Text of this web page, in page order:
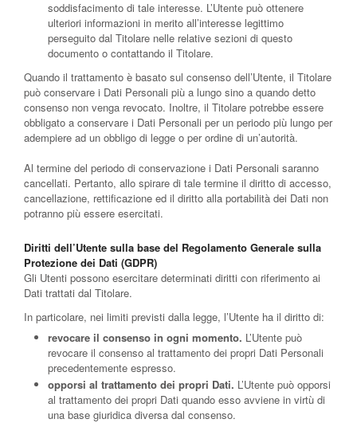
soddisfacimento di tale interesse. L’Utente può ottenere
ulteriori informazioni in merito all’interesse legittimo
perseguito dal Titolare nelle relative sezioni di questo
documento o contattando il Titolare.
Quando il trattamento è basato sul consenso dell’Utente, il Titolare
può conservare i Dati Personali più a lungo sino a quando detto
consenso non venga revocato. Inoltre, il Titolare potrebbe essere
obbligato a conservare i Dati Personali per un periodo più lungo per
adempiere ad un obbligo di legge o per ordine di un’autorità.
Al termine del periodo di conservazione i Dati Personali saranno
cancellati. Pertanto, allo spirare di tale termine il diritto di accesso,
cancellazione, rettificazione ed il diritto alla portabilità dei Dati non
potranno più essere esercitati.
Diritti dell’Utente sulla base del Regolamento Generale sulla
Protezione dei Dati (GDPR)
Gli Utenti possono esercitare determinati diritti con riferimento ai
Dati trattati dal Titolare.
In particolare, nei limiti previsti dalla legge, l’Utente ha il diritto di:
revocare il consenso in ogni momento. L’Utente può
revocare il consenso al trattamento dei propri Dati Personali
precedentemente espresso.
opporsi al trattamento dei propri Dati. L’Utente può opporsi
al trattamento dei propri Dati quando esso avviene in virtù di
una base giuridica diversa dal consenso.